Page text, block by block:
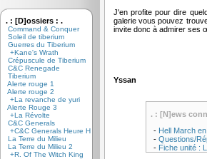
. : [D]ossiers : .
Command & Conquer
Soleil de tiberium
Guerres du Tiberium
+Kane's Wrath
Crépuscule de Tiberium
C&C Renegade
Tiberium
Alerte rouge 1
Alerte rouge 2
+La revanche de yuri
Alerte Rouge 3
+La Révolte
C&C Generals
+C&C Generals Heure H
La Terre du Milieu
La Terre du Milieu 2
+R. Of The Witch King
J'en profite pour dire
galerie vous pouvez
invite donc à admirer ses
Yssan
. : [N]ews
- Hell March
- Questions/
- Fiche unité :